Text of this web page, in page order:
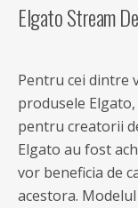
Elgato Stream
Pentru cei dintre
produsele
pentru creatorii
Elgato au fost
vor beneficia de
acestora.